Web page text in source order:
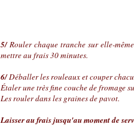
5/Rouler chaque tranche sur elle-
mettre au frais 30 minutes.
6/Déballer les rouleaux et couper
Étaler une très fine couche de fromage
Les rouler dans les graines de pavot.
Laisser au frais jusqu'au moment de